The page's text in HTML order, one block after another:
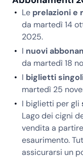
Le prelazioni e
da martedì 14
2025.
I nuovi
da martedì 18
I biglietti
martedì 25
I biglietti per gli
Lago dei cigni
vendita a
esaurimento.
assicurarsi un